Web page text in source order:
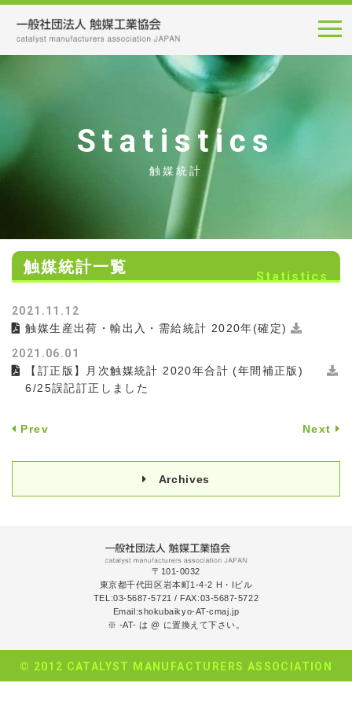
Statistics
触媒統計
触媒統計一覧
Statistics
2021.11.12
触媒生産出荷・輸出入・需給統計 2020年(確定)
2021.06.01
【訂正版】月次触媒統計 2020年合計 (年間補正版)
6/25誤記訂正しました
Prev Next
Archives
〒101-0032
東京都千代田区岩本町1-4-2 H・Iビル
TEL:03-5687-5721 / FAX:03-5687-5722
Email:shokubaikyo-AT-cmaj.jp
※ -AT- は @ に置換えて下さい。
© 2012 CATALYST MANUFACTURERS ASSOCIATION